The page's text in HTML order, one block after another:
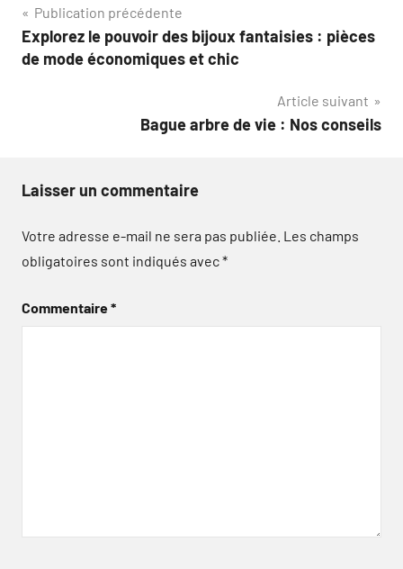
Navigation
de
Publication précédente
Explorez le pouvoir des bijoux fantaisies : pièces
de mode économiques et chic
Article suivant
Bague arbre de vie : Nos conseils
Laisser un commentaire
Votre adresse e-mail ne sera pas publiée. Les champs
obligatoires sont indiqués avec*
Commentaire*